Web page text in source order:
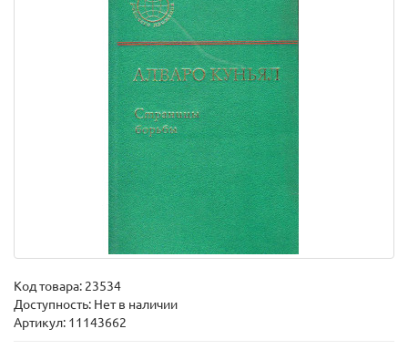
Код товара: 23534
Доступность: Нет в наличии
Артикул: 11143662